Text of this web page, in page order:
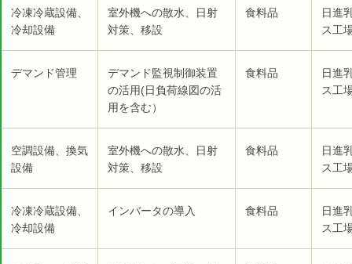
冷凍冷蔵設備、
冷却設備
室外機への散水、日射
対策、移設
食料品
日進
ス工
デマンド管理
デマンド監視制御装置
の活用(日負荷線図の活
用を含む）
食料品
日進
ス工
空調設備、換気
設備
室外機への散水、日射
対策、移設
食料品
日進
ス工
冷凍冷蔵設備、
冷却設備
インバータの導入 食料品
日進
ス工